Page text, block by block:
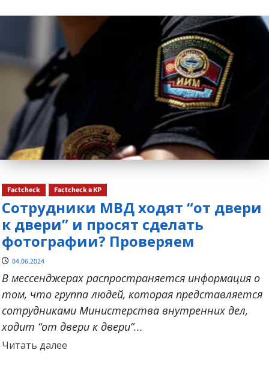
о
Factcheck Factcheck в КР
Сотрудники МВД ходят “от двери
к двери” и просят сделать
фотографии? Проверяем
04.06.2024
В мессенджерах распространяется информация о
том, что группа людей, которая представляется
сотрудниками Министерства внутренних дел,
ходит “от двери к двери”...
Читать далееПрочитать